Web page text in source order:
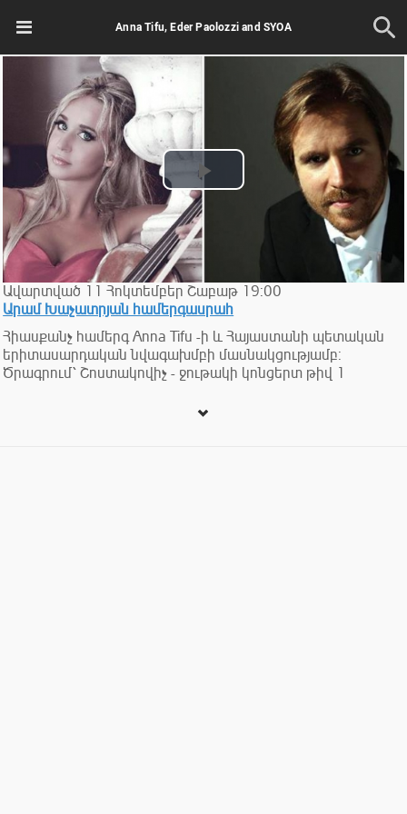
Anna Tifu, Eder Paolozzi and SYOA
Play
Video
Ավարտված 11 Հոկտեմբեր Շաբաթ 19:00
Արամ Խաչատրյան համերգասրահ
Հիասքանչ համերգ Anna Tifu -ի և Հայաստանի պետական
երիտասարդական նվագախմբի մասնակցությամբ:
Ծրագրում՝ Շոստակովիչ - ջութակի կոնցերտ թիվ 1